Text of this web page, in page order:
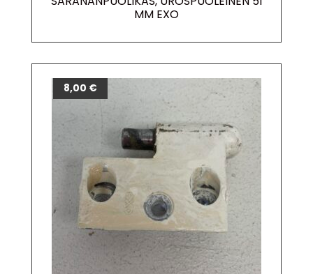
MM EXO
8,00 €